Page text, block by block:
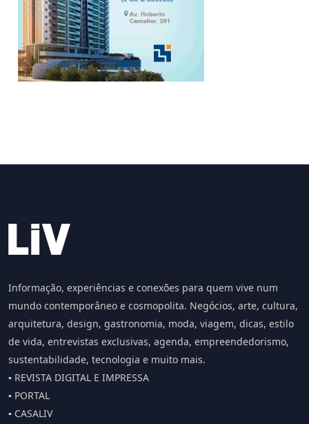
Informação, experiências e conexões para quem vive num
mundo contemporâneo e cosmopolita. Negócios, arte, cultura,
arquitetura, design, gastronomia, moda, viagem, dicas, estilo
de vida, entrevistas exclusivas, agenda, empreendedorismo,
sustentabilidade, tecnologia e muito mais.
▪️ REVISTA DIGITAL E IMPRESSA
▪️ PORTAL
▪️ CASALIV